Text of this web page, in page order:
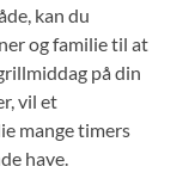
kan du
og familie til at
på din
vil et
mange timers
have.